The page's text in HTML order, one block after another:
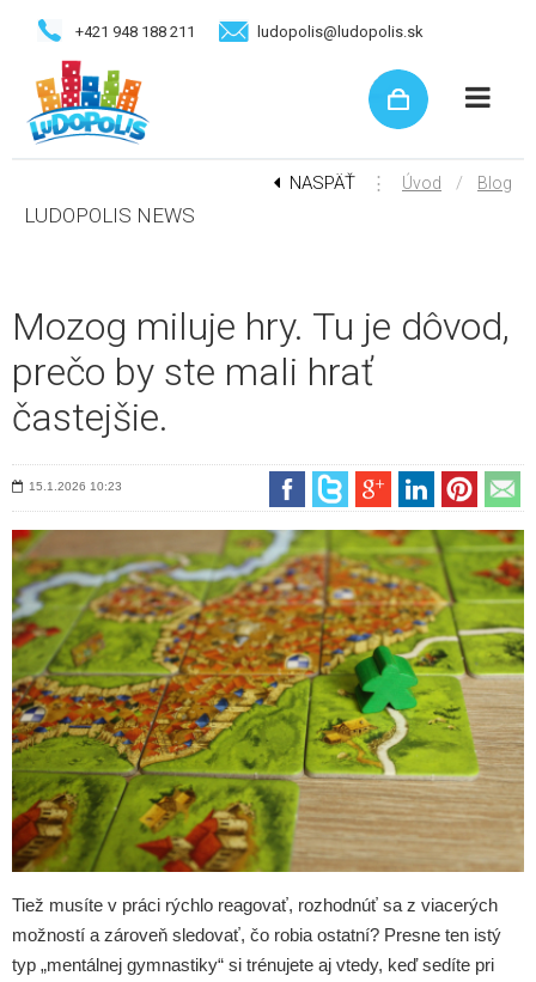
+421 948 188 211 ludopolis@ludopolis.sk
NASPÄŤ ⋮ Úvod / Blog
LUDOPOLIS NEWS
Mozog miluje hry. Tu je dôvod,
prečo by ste mali hrať
častejšie.
15.1.2026 10:23
Tiež musíte v práci rýchlo reagovať, rozhodnúť sa z viacerých
možností a zároveň sledovať, čo robia ostatní? Presne ten istý
typ „mentálnej gymnastiky“ si trénujete aj vtedy, keď sedíte pri